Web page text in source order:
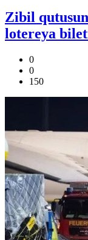
Zibil
lotereya
0
0
150